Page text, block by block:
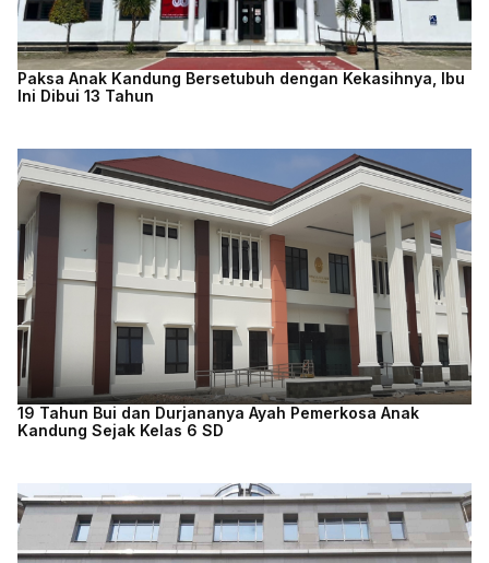
Paksa Anak Kandung Bersetubuh dengan Kekasihnya, Ibu
Ini Dibui 13 Tahun
19 Tahun Bui dan Durjananya Ayah Pemerkosa Anak
Kandung Sejak Kelas 6 SD